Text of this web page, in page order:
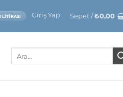
Giriş Yap Sepet /₺0,00